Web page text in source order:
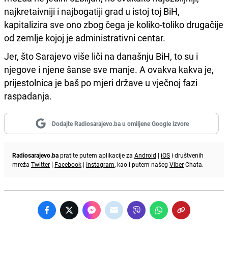
najkretaivniji i najbogatiji grad u istoj toj BiH,
kapitalizira sve ono zbog čega je koliko-toliko drugačije
od zemlje kojoj je administrativni centar.
Jer, što Sarajevo više liči na današnju BiH, to su i
njegove i njene šanse sve manje. A ovakva kakva je,
prijestolnica je baš po mjeri države u vječnoj fazi
raspadanja.
Dodajte Radiosarajevo.ba u omiljene Google izvore
Radiosarajevo.bapratite putem aplikacije za Android | iOS i društvenih
mreža Twitter | Facebook | Instagram, kao i putem našeg ViberChata.